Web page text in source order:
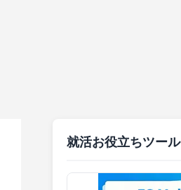
就活お役立ちツール